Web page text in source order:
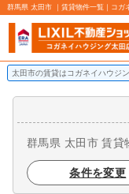
群馬県 太田市 ｜賃貸物件一覧｜コガ
太田市の賃貸はコガネイハウジ
群馬県 太田市 賃貸
条件を変更